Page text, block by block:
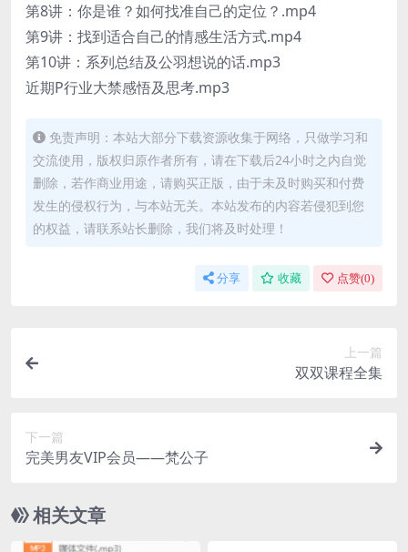
第8讲：你是谁？如何找准自己的定位？.mp4
第9讲：找到适合自己的情感生活方式.mp4
第10讲：系列总结及公羽想说的话.mp3
近期P行业大禁感悟及思考.mp3
免责声明：本站大部分下载资源收集于网络，只做学习和
交流使用，版权归原作者所有，请在下载后24小时之内自觉
删除，若作商业用途，请购买正版，由于未及时购买和付费
发生的侵权行为，与本站无关。本站发布的内容若侵犯到您
的权益，请联系站长删除，我们将及时处理！
分享 收藏 点赞(0)
上一篇
双双课程全集
下一篇
完美男友VIP会员——梵公子
相关文章